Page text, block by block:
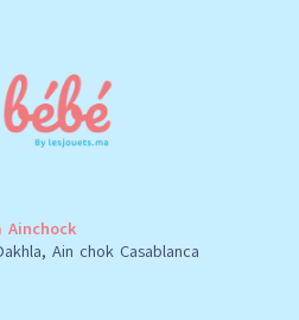
Ainchock
Ain chok Casablanca